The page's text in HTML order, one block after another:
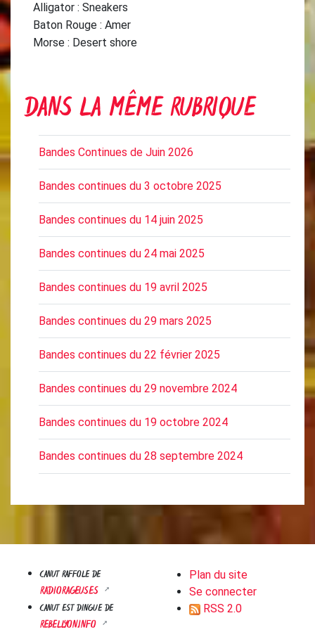
Alligator : Sneakers
Baton Rouge : Amer
Morse : Desert shore
DANS LA MÊME RUBRIQUE
Bandes Continues de Juin 2026
Bandes continues du 3 octobre 2025
Bandes continues du 14 juin 2025
Bandes continues du 24 mai 2025
Bandes continues du 19 avril 2025
Bandes continues du 29 mars 2025
Bandes continues du 22 février 2025
Bandes continues du 29 novembre 2024
Bandes continues du 19 octobre 2024
Bandes continues du 28 septembre 2024
CANUT RAFFOLE DE
RADIORAGEUSES
CANUT EST DINGUE DE
REBELLYON.INFO
Plan du site
Se connecter
RSS 2.0